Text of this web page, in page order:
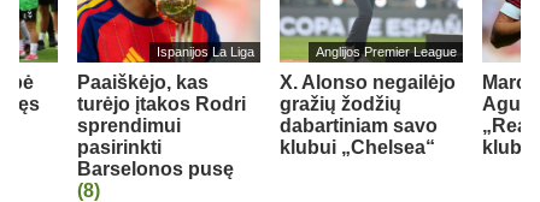
tęs
Ispanijos La Liga
Paaiškėjo, kas
turėjo įtakos Rodri
sprendimui
pasirinkti
Barselonos pusę
(8)
Anglijos Premier League
X. Alonso negailėjo
gražių žodžių
dabartiniam savo
klubui „Chelsea“
„Real
klubą